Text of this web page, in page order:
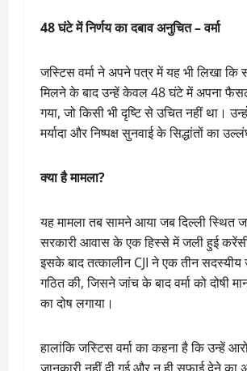
48 घंटे में निर्णय का दबाव अनुचित – वर्मा
जस्टिस वर्मा ने अपने पत्र में यह भी लिखा कि
मिलने के बाद उन्हें केवल 48 घंटे में अपना
गया, जो किसी भी दृष्टि से उचित नहीं था।
मर्यादा और निष्पक्ष सुनवाई के सिद्धांतों का
क्या है मामला?
यह मामला तब सामने आया जब दिल्ली स्थित
सरकारी आवास के एक हिस्से में जली हुई
इसके बाद तत्कालीन CJI ने एक तीन सदस्यीय
गठित की, जिसने जांच के बाद वर्मा को दोषी
का दोष लगाया।
हालांकि जस्टिस वर्मा का कहना है कि उन्हें